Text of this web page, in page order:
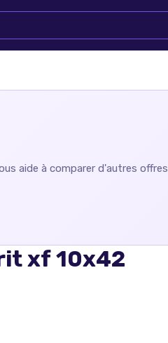
aide à comparer d'autres offres
xf 10x42